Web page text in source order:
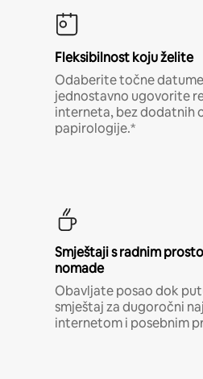
Fleksibilnost koju želite
Odaberite točne
jednostavno ugovorite
interneta, bez dodatnih
papirologije.*
Smještaji s radnim
nomade
Obavljate posao dok
smještaj za dugoročni
internetom i posebnim